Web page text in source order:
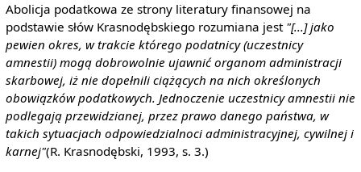
Abolicja podatkowa ze strony literatury finansowej na
podstawie słów Krasnodębskiego rozumiana jest "[...] jako
pewien okres, w trakcie którego podatnicy (uczestnicy
amnestii) mogą dobrowolnie ujawnić organom administracji
skarbowej, iż nie dopełnili ciążących na nich określonych
obowiązków podatkowych. Jednoczenie uczestnicy amnestii nie
podlegają przewidzianej, przez prawo danego państwa, w
takich sytuacjach odpowiedzialnoci administracyjnej, cywilnej i
karnej"(R. Krasnodębski, 1993, s. 3.)